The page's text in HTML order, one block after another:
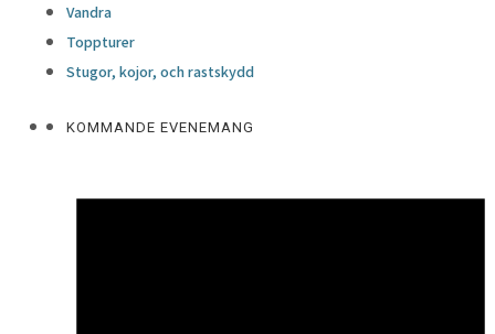
Vandra
Toppturer
Stugor, kojor, och rastskydd
KOMMANDE EVENEMANG